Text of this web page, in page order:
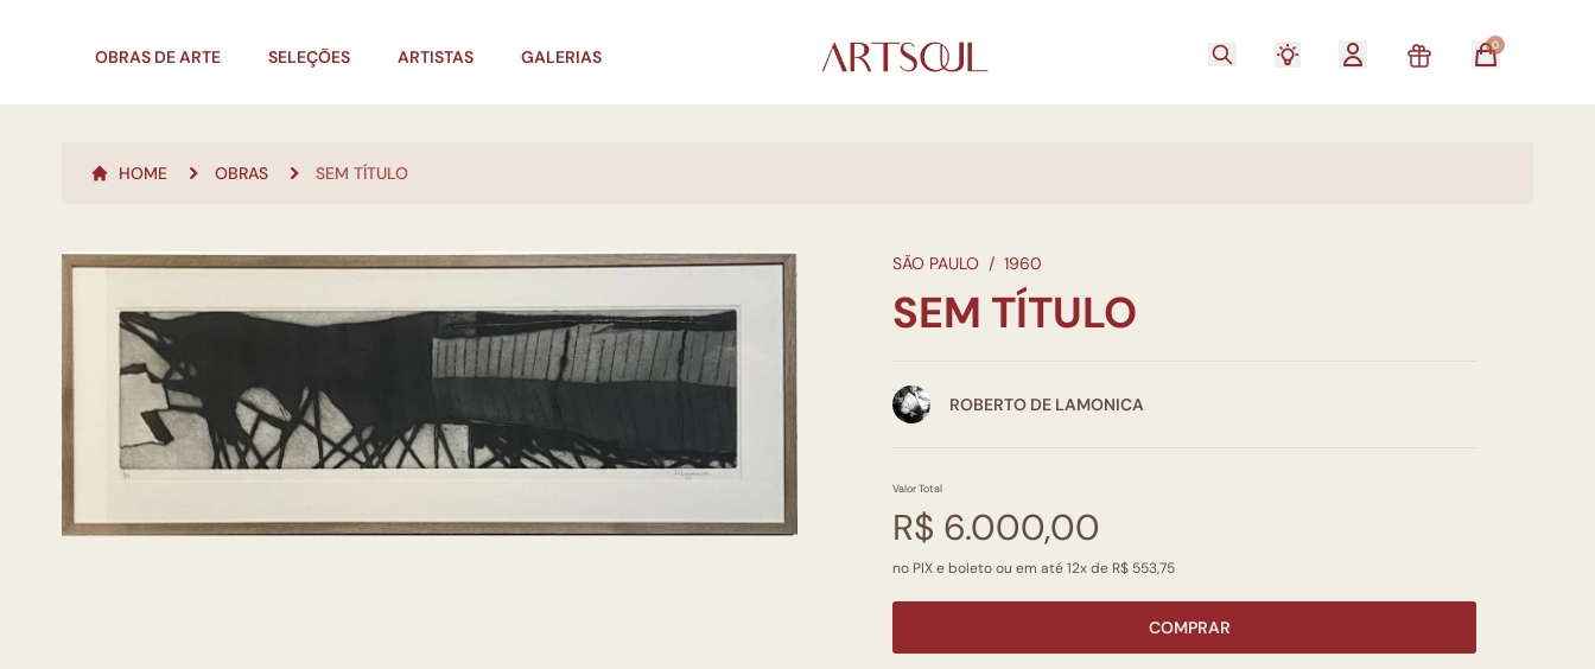
OBRAS DE ARTE SELEÇÕES ARTISTAS GALERIAS
0
HOME OBRAS SEM TÍTULO
SÃO PAULO / 1960
SEM TÍTULO
ROBERTO DE LAMONICA
Valor Total
R$ 6.000,00
no PIX e boleto ou em até 12x de R$ 553,75
COMPRAR